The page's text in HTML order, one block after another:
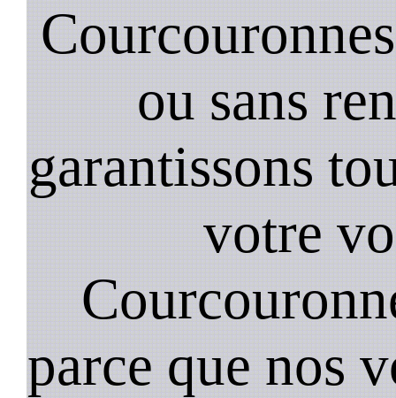
ou sans
garantissons
votre
parce que nos